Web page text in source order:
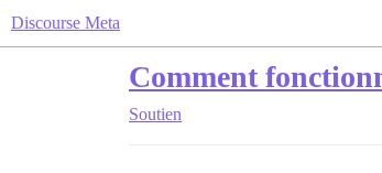
Discourse Meta
Comment
Soutien